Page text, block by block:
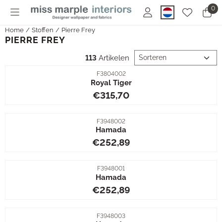
Cookievoorkeuren zijn momenteel gesloten. 0
Home / Stoffen / Pierre Frey
PIERRE FREY
113 Artikelen Sorteermethode
Artikelnummer
F3804002
Royal Tiger
Prijs: 315,70
€315,70
Artikelnummer
F3948002
Hamada
Prijs: 252,89
€252,89
Artikelnummer
F3948001
Hamada
Prijs: 252,89
€252,89
Artikelnummer
F3948003